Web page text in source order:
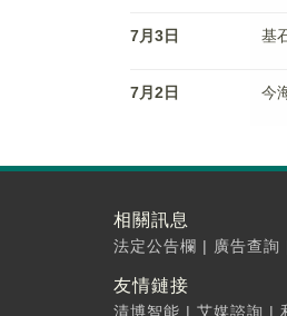
7月3日 基
7月2日 今
相關訊息
法定公告欄 | 廣告查詢
友情鏈接
清博智能 | 艾媒諮詢 |